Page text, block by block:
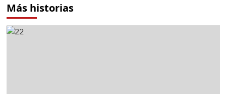
Más historias